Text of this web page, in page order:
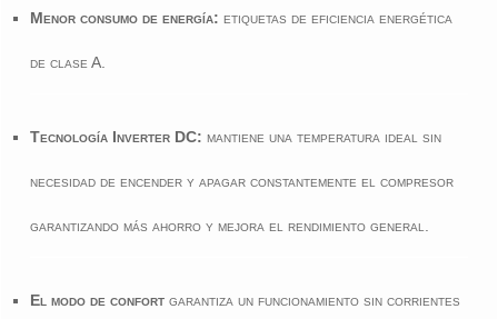
Menor consumo de energía: etiquetas de eficiencia energética
de clase A.
Tecnología Inverter DC: mantiene una temperatura ideal sin
necesidad de encender y apagar constantemente el compresor
garantizando más ahorro y mejora el rendimiento general.
El modo de confortgarantiza un funcionamiento sin corrientes